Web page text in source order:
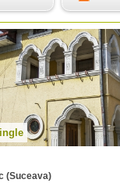
(Suceava)